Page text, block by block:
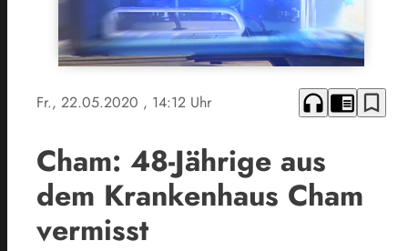
Fr., 22.05.2020 , 14:12 Uhr headphones chrome_reader_mode bookmark_border
Cham: 48-Jährige aus
dem Krankenhaus Cham
vermisst